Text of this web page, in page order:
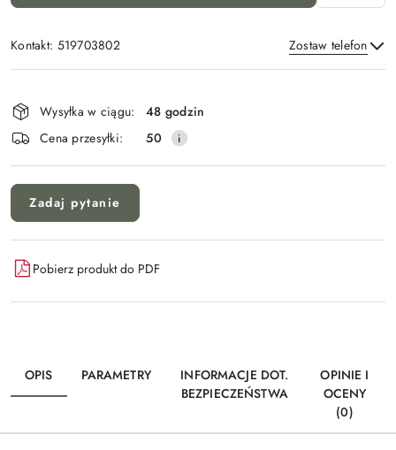
Kontakt: 519703802 Zostaw telefon
i
dostawa
Wysyłka w ciągu:
48 godzin
Cena przesyłki:
50
Zadaj pytanie
Pobierz produkt do PDF
OPIS PARAMETRY
INFORMACJE DOT.
BEZPIECZEŃSTWA
OPINIE I
OCENY
(0)